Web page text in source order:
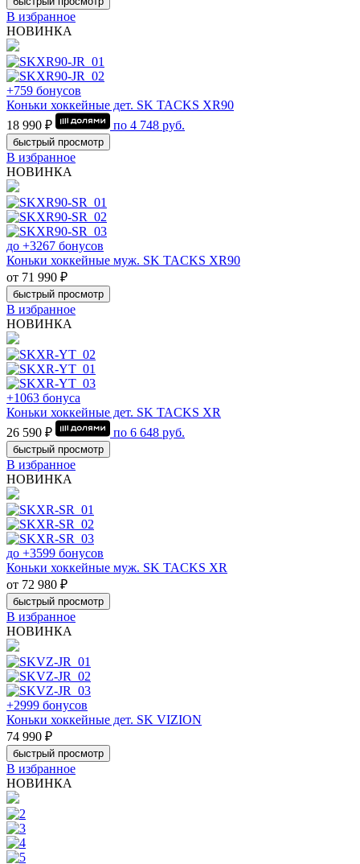
В избранное
НОВИНКА
+759 бонусов
Коньки хоккейные дет. SK TACKS XR90
18 990 ₽
по 4 748 руб.
быстрый просмотр
В избранное
НОВИНКА
до +3267 бонусов
Коньки хоккейные муж. SK TACKS XR90
от 71 990 ₽
быстрый просмотр
В избранное
НОВИНКА
+1063 бонуса
Коньки хоккейные дет. SK TACKS XR
26 590 ₽
по 6 648 руб.
быстрый просмотр
В избранное
НОВИНКА
до +3599 бонусов
Коньки хоккейные муж. SK TACKS XR
от 72 980 ₽
быстрый просмотр
В избранное
НОВИНКА
+2999 бонусов
Коньки хоккейные дет. SK VIZION
74 990 ₽
быстрый просмотр
В избранное
НОВИНКА